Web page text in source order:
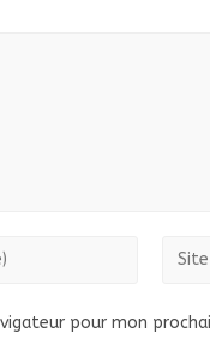
Saisir
pour mon